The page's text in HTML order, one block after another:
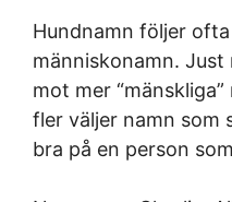
Hundnamn följer
människonamn.
mot mer
fler väljer namn som
bra på en person